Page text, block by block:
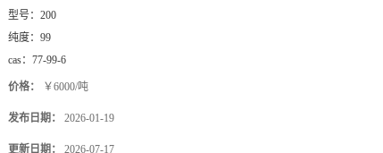
型号： 200
纯度： 99
cas： 77-99-6
价格： ￥6000/吨
发布日期： 2026-01-19
更新日期： 2026-07-17